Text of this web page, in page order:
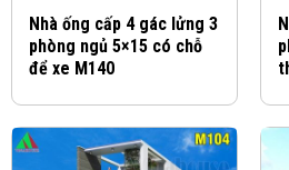
Nhà ống cấp 4 gác lửng 3
phòng ngủ 5×15 có chỗ
để xe M140